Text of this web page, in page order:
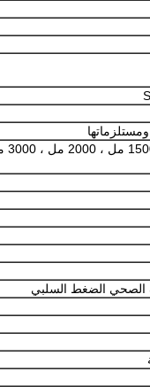
ومستلزماتها
الضغط السلبي